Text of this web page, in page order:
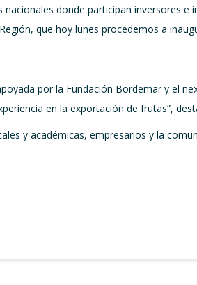
donde participan inversores e
que hoy lunes procedemos a
por la Fundación Bordemar y el
en la exportación de frutas”,
y académicas, empresarios y la